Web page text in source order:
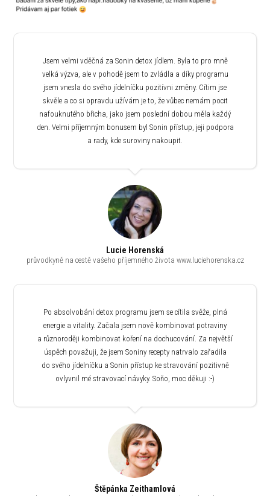
Jsem velmi vděčná za Sonin detox jídlem. Byla to pro mně
velká výzva, ale v pohodě jsem to zvládla a díky programu
jsem vnesla do svého jídelníčku pozitívni změny. Cítim jse
skvěle a co si opravdu užívám je to, že vůbec nemám pocit
nafouknutého břicha, jako jsem poslední dobou měla každý
den. Velmi příjemným bonusem byl Sonin přístup, jeji podpora
a rady, kde suroviny nakoupit.
Lucie Horenská
průvodkyně na cestě vašeho příjemného života www.luciehorenska.cz
Po absolvobání detox programu jsem se cítila svěže, plná
energie a vitality. Začala jsem nově kombinovat potraviny
a různoroději kombinovat koření na dochucování. Za největší
úspěch považuji, že jsem Soniny recepty natrvalo zařadila
do svého jídelníčku a Sonin přístup ke stravování pozitivně
ovlyvnil mé stravovací návyky. Soňo, moc děkuji :-)
Štěpánka Zeithamlová